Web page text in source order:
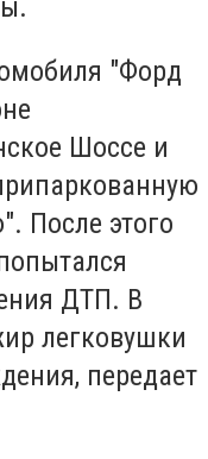
"Форд
Шоссе и
После этого
ДТП. В
легковушки
передает